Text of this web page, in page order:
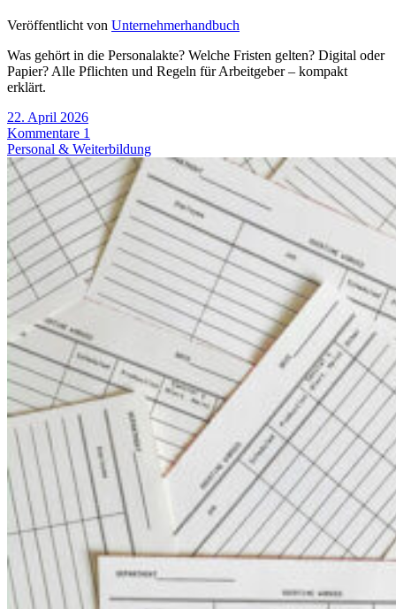
Veröffentlicht von Unternehmerhandbuch
Was gehört in die Personalakte? Welche Fristen gelten? Digital oder
Papier? Alle Pflichten und Regeln für Arbeitgeber – kompakt
erklärt.
22. April 2026
Kommentare 1
Personal & Weiterbildung